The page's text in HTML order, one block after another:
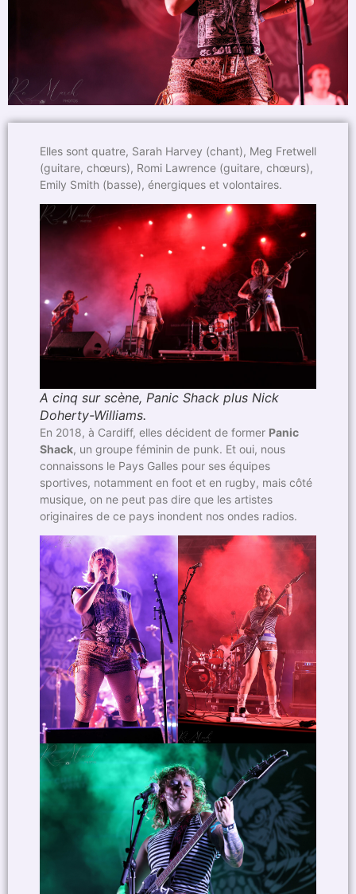
Elles sont quatre, Sarah Harvey (chant), Meg Fretwell
(guitare, chœurs), Romi Lawrence (guitare, chœurs),
Emily Smith (basse), énergiques et volontaires.
A cinq sur scène, Panic Shack plus Nick
Doherty-Williams.
En 2018, à Cardiff, elles décident de former Panic
Shack, un groupe féminin de punk. Et oui, nous
connaissons le Pays Galles pour ses équipes
sportives, notamment en foot et en rugby, mais côté
musique, on ne peut pas dire que les artistes
originaires de ce pays inondent nos ondes radios.